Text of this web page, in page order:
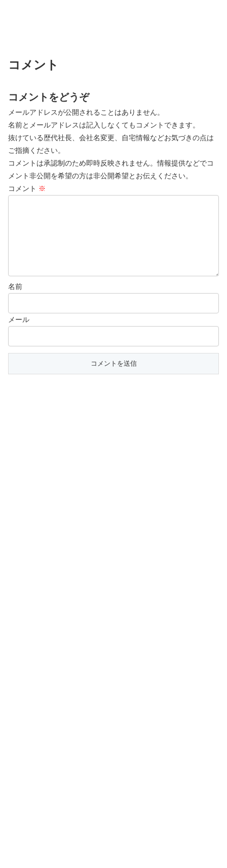
コメント
コメントをどうぞ
メールアドレスが公開されることはありません。
名前とメールアドレスは記入しなくてもコメントできます。
抜けている歴代社長、会社名変更、自宅情報などお気づきの点は
ご指摘ください。
コメントは承認制のため即時反映されません。情報提供などでコ
メント非公開を希望の方は非公開希望とお伝えください。
コメント ※
名前
メール